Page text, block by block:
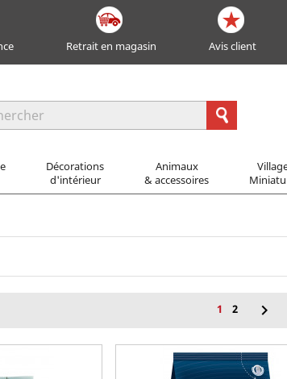
Retrait en magasin Avis client
Décorations
d'intérieur
Animaux
& accessoires
1 2 